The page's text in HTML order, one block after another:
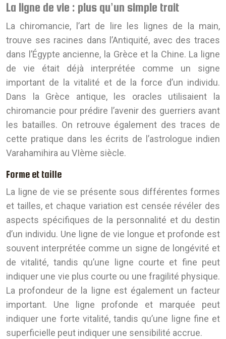
La ligne de vie : plus qu’un simple trait
La chiromancie, l’art de lire les lignes de la main,
trouve ses racines dans l’Antiquité, avec des traces
dans l’Égypte ancienne, la Grèce et la Chine. La ligne
de vie était déjà interprétée comme un signe
important de la vitalité et de la force d’un individu.
Dans la Grèce antique, les oracles utilisaient la
chiromancie pour prédire l’avenir des guerriers avant
les batailles. On retrouve également des traces de
cette pratique dans les écrits de l’astrologue indien
Varahamihira au VIème siècle.
Forme et taille
La ligne de vie se présente sous différentes formes
et tailles, et chaque variation est censée révéler des
aspects spécifiques de la personnalité et du destin
d’un individu. Une ligne de vie longue et profonde est
souvent interprétée comme un signe de longévité et
de vitalité, tandis qu’une ligne courte et fine peut
indiquer une vie plus courte ou une fragilité physique.
La profondeur de la ligne est également un facteur
important. Une ligne profonde et marquée peut
indiquer une forte vitalité, tandis qu’une ligne fine et
superficielle peut indiquer une sensibilité accrue.